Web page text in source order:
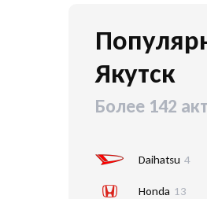
Якутск
Более 142
Daihatsu 4
Honda 13